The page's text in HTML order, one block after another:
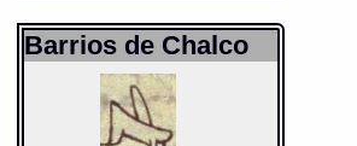
Barrios de Chalco